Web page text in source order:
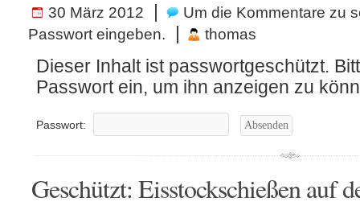
30 März 2012 |
Um die Kommentare zu
Passwort eingeben.
| thomas
Dieser Inhalt ist passwortgeschützt.
Passwort ein, um ihn anzeigen zu
Passwort:
Geschützt: Eisstockschießen auf